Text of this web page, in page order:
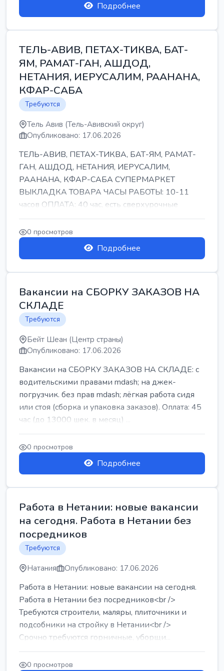
Подробнее
ТЕЛЬ-АВИВ, ПЕТАХ-ТИКВА, БАТ-
ЯМ, РАМАТ-ГАН, АШДОД,
НЕТАНИЯ, ИЕРУСАЛИМ, РААНАНА,
КФАР-САБА
Требуются
Тель Авив (Тель-Авивский округ)
Опубликовано: 17.06.2026
ТЕЛЬ-АВИВ, ПЕТАХ-ТИКВА, БАТ-ЯМ, РАМАТ-
ГАН, АШДОД, НЕТАНИЯ, ИЕРУСАЛИМ,
РААНАНА, КФАР-САБА СУПЕРМАРКЕТ
ВЫКЛАДКА ТОВАРА ЧАСЫ РАБОТЫ: 10-11
часов ОПЛАТА: 40 час, есть сверхурочные
ПИТАНИЕ ЕСТЬ Для синих б...
0 просмотров
Подробнее
Вакансии на СБОРКУ ЗАКАЗОВ НА
СКЛАДЕ
Требуются
Бейт Шеан (Центр страны)
Опубликовано: 17.06.2026
Вакансии на СБОРКУ ЗАКАЗОВ НА СКЛАДЕ: с
водительскими правами mdash; на джек-
погрузчик. без прав mdash; лёгкая работа сидя
или стоя (сборка и упаковка заказов). Оплата: 45
час (до 13000 шек. в месяц) ...
0 просмотров
Подробнее
Работа в Нетании: новые вакансии
на сегодня. Работа в Нетании без
посредников
Требуются
Натания Опубликовано: 17.06.2026
Работа в Нетании: новые вакансии на сегодня.
Работа в Нетании без посредников<br />
Требуются строители, маляры, плиточники и
подсобники на стройку в Нетании<br />
Срочно требуются горничные, уборщи...
0 просмотров